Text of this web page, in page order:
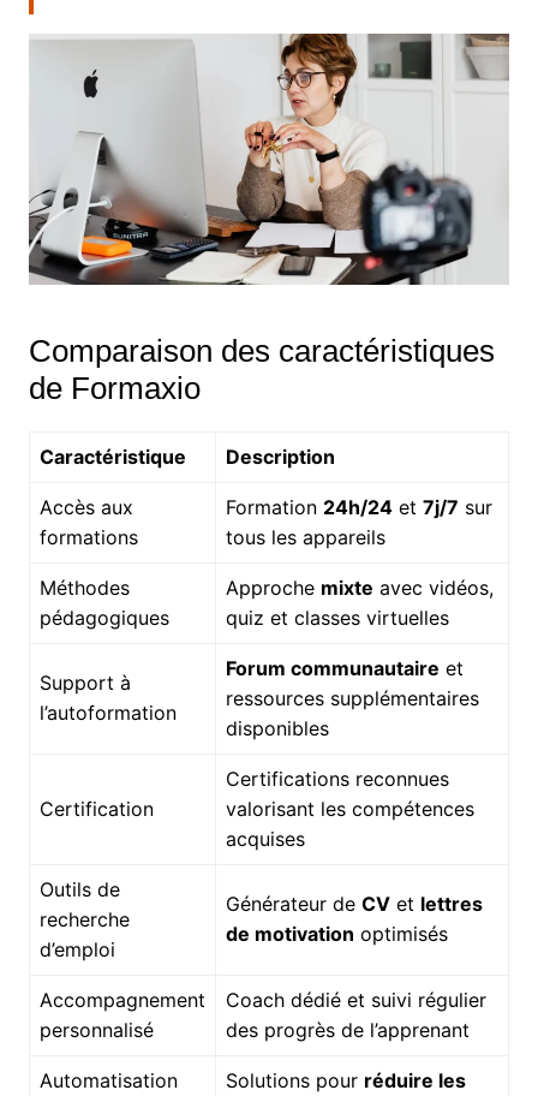
Comparaison des caractéristiques
de Formaxio
Caractéristique Description
Accès aux
formations
Formation 24h/24et 7j/7 sur
tous les appareils
Méthodes
pédagogiques
Approche mixte avec vidéos,
quiz et classes virtuelles
Support à
l’autoformation
Forum communautaire et
ressources supplémentaires
disponibles
Certification
Certifications reconnues
valorisant les compétences
acquises
Outils de
recherche
d’emploi
Générateur de CVet lettres
de motivation optimisés
Accompagnement
personnalisé
Coach dédié et suivi régulier
des progrès de l’apprenant
Automatisation
Solutions pour réduire les